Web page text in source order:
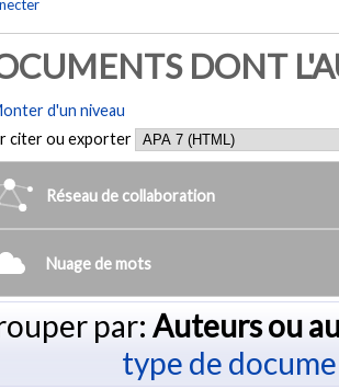
DONT
d'un niveau
citer ou exporter
Réseau de collaboration
Nuage de mots
par: Auteurs ou
type de